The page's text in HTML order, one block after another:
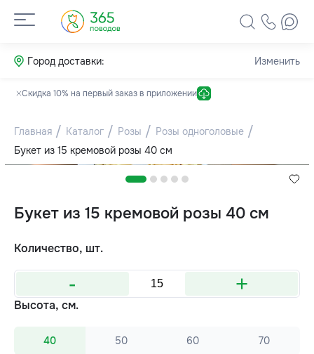
Город доставки: Изменить
Скидка 10% на первый заказ в приложении
Главная Каталог Розы
Розы одноголовые
Букет из 15 кремовой розы 40 см
Букет из 15 кремовой розы 40 см
Количество, шт.
- +
Высота, см.
40 50 60 70